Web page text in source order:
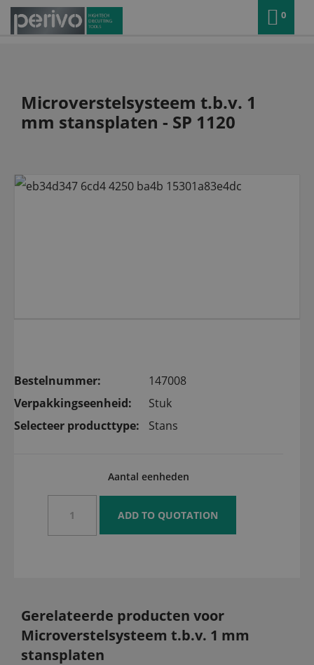
0
Microverstelsysteem t.b.v. 1
mm stansplaten - SP 1120
Bestelnummer:
147008
Verpakkingseenheid:
Stuk
Selecteer producttype:
Stans
Aantal eenheden
Gerelateerde producten voor
Microverstelsysteem t.b.v. 1 mm
stansplaten